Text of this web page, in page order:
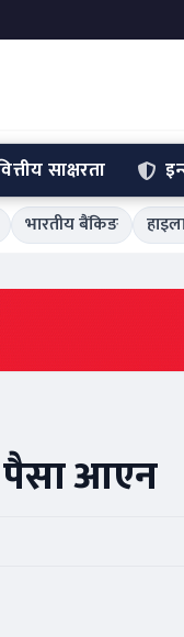
साक्षरता
भारतीय बैंकिङ
पैसा आएन